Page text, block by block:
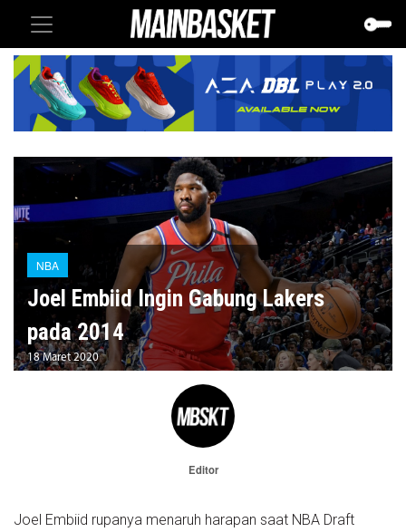
NBA
Joel Embiid Ingin Gabung Lakers
pada 2014
18 Maret 2020
Editor
Joel Embiid rupanya menaruh harapan saat NBA Draft